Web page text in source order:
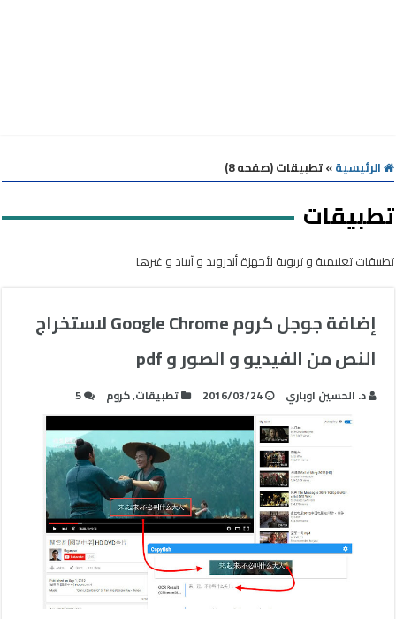
الرئيسية»تطبيقات (صفحه 8)
تطبيقات
تطبيقات تعليمية و تربوية لأجهزة أندرويد و آيباد و غيرها
إضافة جوجل كروم Google Chrome لاستخراج
النص من الفيديو و الصور و pdf
د. الحسين اوباري 2016/03/24 تطبيقات,كروم 5